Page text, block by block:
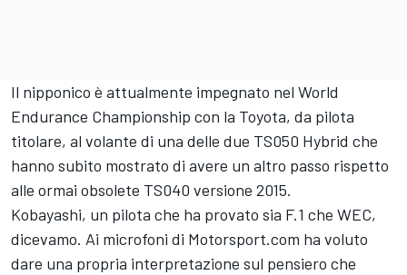
Il nipponico è attualmente impegnato nel World
Endurance Championship con la Toyota, da pilota
titolare, al volante di una delle due TS050 Hybrid che
hanno subito mostrato di avere un altro passo rispetto
alle ormai obsolete TS040 versione 2015.
Kobayashi, un pilota che ha provato sia F.1 che WEC,
dicevamo. Ai microfoni di Motorsport.com ha voluto
dare una propria interpretazione sul pensiero che